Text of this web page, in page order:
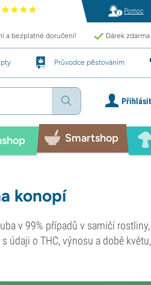
Pomoc
a bezplatné doručení! Dárek
Průvodce pěstováním
Smartshop
konopí
v 99% případů v samičí
údaji o THC, výnosu a době